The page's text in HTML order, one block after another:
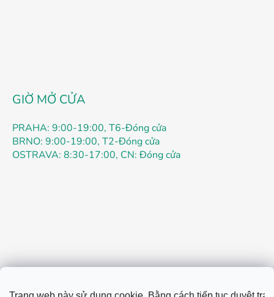
GIỜ MỞ CỬA
PRAHA: 9:00-19:00, T6-Đóng cửa
BRNO: 9:00-19:00, T2-Đóng cửa
OSTRAVA: 8:30-17:00, CN: Đóng cửa
Điều khoản Quyền riêng tư Liên hệ Vận tải